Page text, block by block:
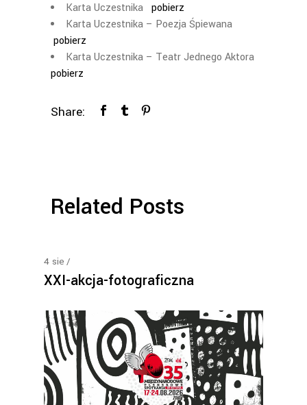
Karta Uczestnika pobierz
Karta Uczestnika – Poezja Śpiewana
pobierz
Karta Uczestnika – Teatr Jednego Aktora
pobierz
Share:
Related Posts
4 sie
XXI-akcja-fotograficzna